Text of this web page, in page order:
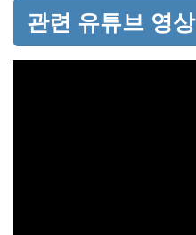
관련 유튜브 영상